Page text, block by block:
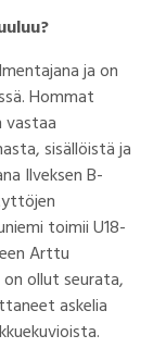
ja on
Hommat
vastaa
sisällöistä ja
Ilveksen B-
toimii U18-
Arttu
on ollut seurata,
askelia